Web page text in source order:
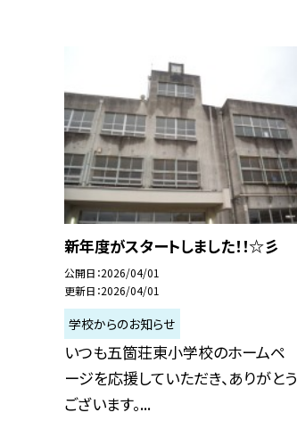
新年度がスタートしました！！☆彡
公開日 2026/04/01
更新日 2026/04/01
学校からのお知らせ
いつも五箇荘東小学校のホームペ
ージを応援していただき、ありがとう
ございます。...